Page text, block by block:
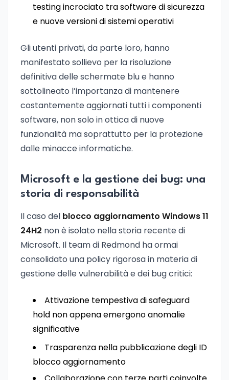
testing incrociato tra software di sicurezza
e nuove versioni di sistemi operativi
Gli utenti privati, da parte loro, hanno
manifestato sollievo per la risoluzione
definitiva delle schermate blu e hanno
sottolineato l’importanza di mantenere
costantemente aggiornati tutti i componenti
software, non solo in ottica di nuove
funzionalità ma soprattutto per la protezione
dalle minacce informatiche.
Microsoft e la gestione dei bug: una
storia di responsabilità
Il caso del blocco aggiornamento Windows 11
24H2 non è isolato nella storia recente di
Microsoft. Il team di Redmond ha ormai
consolidato una policy rigorosa in materia di
gestione delle vulnerabilità e dei bug critici:
Attivazione tempestiva di safeguard
hold non appena emergono anomalie
significative
Trasparenza nella pubblicazione degli ID
blocco aggiornamento